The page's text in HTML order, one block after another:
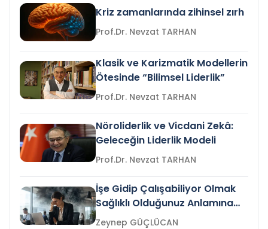
Kriz zamanlarında zihinsel zırh
Prof.Dr. Nevzat TARHAN
Klasik ve Karizmatik Modellerin
Ötesinde “Bilimsel Liderlik”
Prof.Dr. Nevzat TARHAN
Nöroliderlik ve Vicdani Zekâ:
Geleceğin Liderlik Modeli
Prof.Dr. Nevzat TARHAN
İşe Gidip Çalışabiliyor Olmak
Sağlıklı Olduğunuz Anlamına
Gelir mi?Zeynep GÜÇLÜCAN